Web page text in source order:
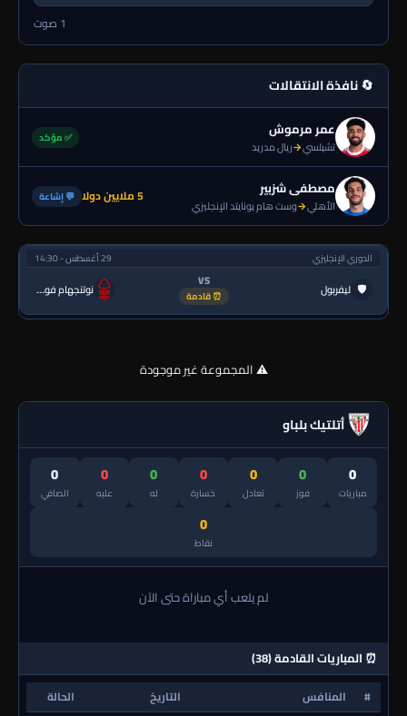
1 صوت
🔄 نافذة الانتقالات
عمر مرموش
تشيلسي→ريال مدريد
✅ مؤكد
مصطفى شزبير
الأهلي→وست هام يونايتد الإنجليزي 5 ملايين دولا 💬 إشاعة
الدوري الإنجليزي 29 أغسطس - 14:30
🛡 ليفربول VS
⏰ قادمة نوتنجهام فورست
⚠️ المجموعة غير موجودة
أتلتيك بلباو
0
مباريات
0
فوز
0
تعادل
0
خسارة
0
له
0
عليه
0
الصافي
0
نقاط
لم يلعب أي مباراة حتى الآن
⏰ المباريات القادمة (38)
# المنافس التاريخ
الحالة